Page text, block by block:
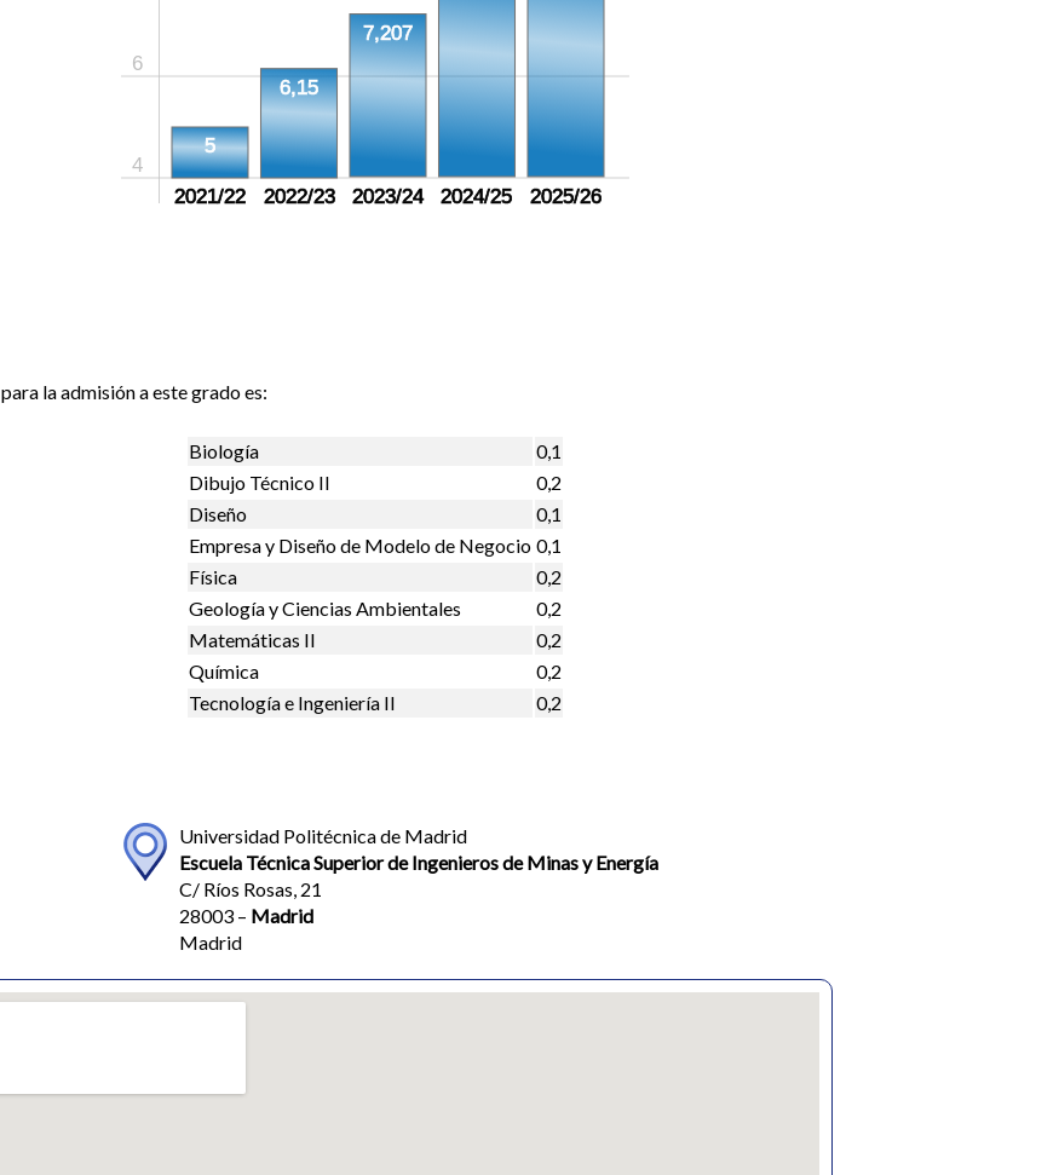
4
6
5
6,15
7,207
2021/22 2022/23 2023/24 2024/25 2025/26
para la admisión a este grado es:
Biología
0,1
Dibujo Técnico II
0,2
Diseño
0,1
Empresa y Diseño de Modelo de Negocio 0,1
Física
0,2
Geología y Ciencias Ambientales
0,2
Matemáticas II
0,2
Química
0,2
Tecnología e Ingeniería II
0,2
Universidad Politécnica de Madrid
Escuela Técnica Superior de Ingenieros de Minas y Energía
C/ Ríos Rosas, 21
28003 – Madrid
Madrid